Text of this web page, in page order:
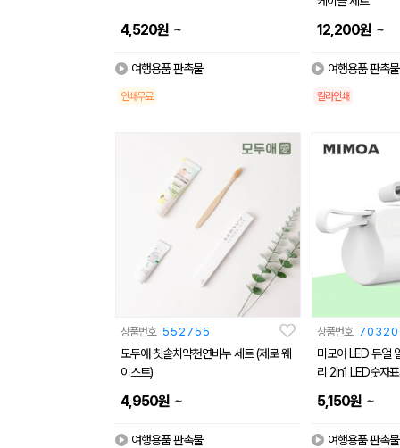
4,520원 ~
여행용품 판촉물
인쇄무료
12,200원 ~
여행용품 판촉물
칼라인쇄
상품번호 552755
모두애 칫솔치약천연비누 세트 (제로 웨
이스트)
4,950원 ~
여행용품 판촉물
상품번호
미모아 LED 듀얼
리 2in1 LED숫자
5,150원 ~
여행용품 판촉물